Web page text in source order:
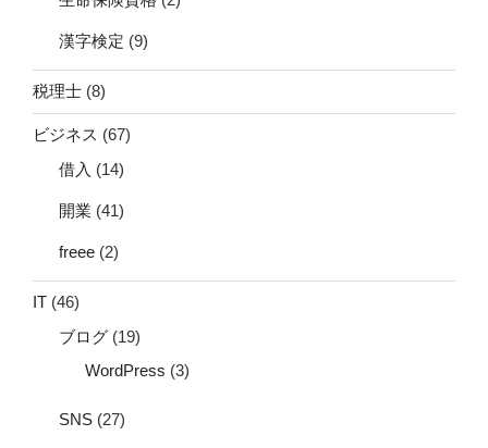
漢字検定 (9)
税理士 (8)
ビジネス (67)
借入 (14)
開業 (41)
freee (2)
IT (46)
ブログ (19)
WordPress (3)
SNS (27)